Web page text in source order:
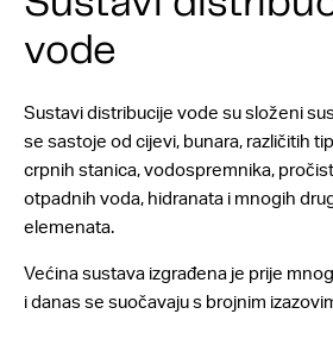
vode
Sustavi distribucije vode su složeni
se sastoje od cijevi, bunara, različitih
crpnih stanica, vodospremnika,
otpadnih voda, hidranata i mnogih
elemenata.
Većina sustava izgrađena je prije
i danas se suočavaju s brojnim